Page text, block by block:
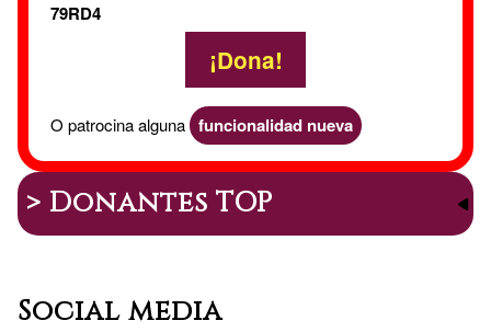
79RD4
¡Dona!
O patrocina alguna funcionalidad nueva
> Donantes TOP
Social media